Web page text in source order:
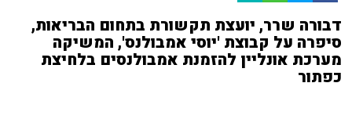
דבורה שרר, יועצת תקשורת בתחום הבריאות,
סיפרה על קבוצת 'יוסי אמבולנס', המשיקה
מערכת אונליין להזמנת אמבולנסים בלחיצת
כפתור